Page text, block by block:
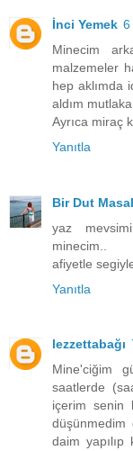
İnci Yemek 6
Minecim
malzemeler
hep aklımda
aldım
Ayrıca miraç
Yanıtla
Bir Dut
yaz
minecim..
afiyetle
Yanıtla
lezzettabağı
Mine'ciğim
saatlerde
içerim senin
düşünmedim
daim